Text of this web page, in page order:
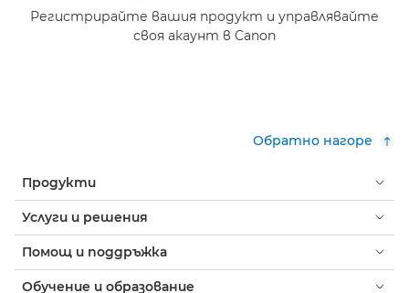
Регистрирайте вашия продукт и управлявайте
своя акаунт в Canon
Обратно нагоре
Продукти
Услуги и решения
Помощ и поддръжка
Обучение и образование